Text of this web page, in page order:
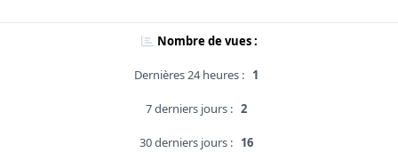
Nombre de vues :
Dernières 24 heures : 1
7 derniers jours : 2
30 derniers jours : 16